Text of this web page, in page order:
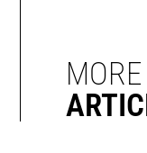
MORE